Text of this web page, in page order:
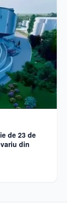
de 23 de
din